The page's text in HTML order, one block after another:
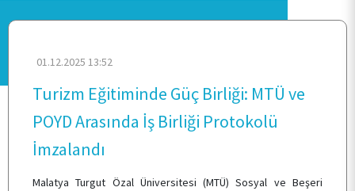
ANA SAYFA
01.12.2025 13:52
Turizm Eğitiminde Güç Birliği: MTÜ ve
POYD Arasında İş Birliği Protokolü
İmzalandı
Malatya Turgut Özal Üniversitesi (MTÜ) Sosyal ve Beşeri